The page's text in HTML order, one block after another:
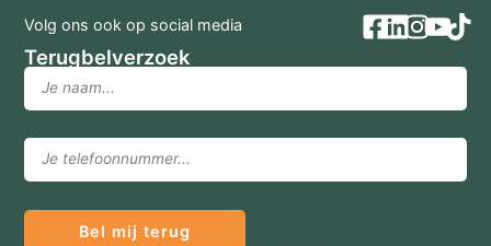
Volg ons ook op social media
Terugbelverzoek
Bel mij terug